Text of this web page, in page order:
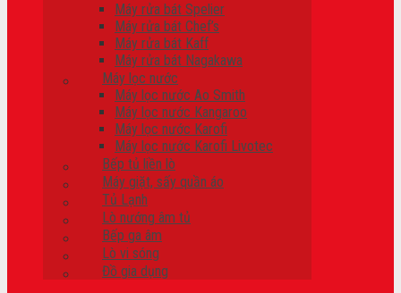
Máy rửa bát Spelier
Máy rửa bát Chef’s
Máy rửa bát Kaff
Máy rửa bát Nagakawa
Máy lọc nước
Máy lọc nước Ao Smith
Máy lọc nước Kangaroo
Máy lọc nước Karofi
Máy lọc nước Karofi Livotec
Bếp tủ liền lò
Máy giặt, sấy quần áo
Tủ Lạnh
Lò nướng âm tủ
Bếp ga âm
Lò vi sóng
Đồ gia dụng